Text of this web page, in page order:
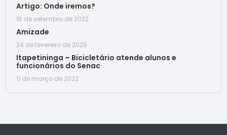
Artigo: Onde iremos?
16 de setembro de 2022
Amizade
24 de fevereiro de 2025
Itapetininga – Bicicletário atende alunos e
funcionários do Senac
11 de março de 2022